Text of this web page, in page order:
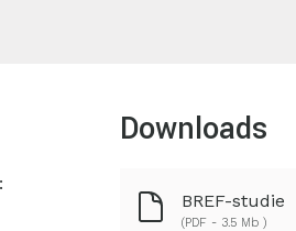
Downloads
BREF-studie
(PDF - 3.5 Mb )